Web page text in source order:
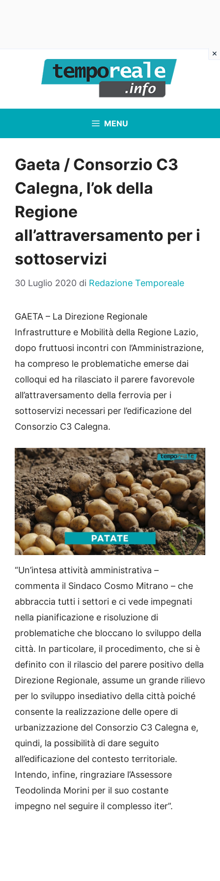
contenuto
MENU
Gaeta / Consorzio C3
Calegna, l’ok della
Regione
all’attraversamento per i
sottoservizi
30 Luglio 2020 di Redazione Temporeale
GAETA – La Direzione Regionale
Infrastrutture e Mobilità della Regione Lazio,
dopo fruttuosi incontri con l’Amministrazione,
ha compreso le problematiche emerse dai
colloqui ed ha rilasciato il parere favorevole
all’attraversamento della ferrovia per i
sottoservizi necessari per l’edificazione del
Consorzio C3 Calegna.
U
n
t
e
o
e
d
4
7
6
“Un’intesa attività amministrativa –
commenta il Sindaco Cosmo Mitrano – che
abbraccia tutti i settori e ci vede impegnati
nella pianificazione e risoluzione di
problematiche che bloccano lo sviluppo della
città. In particolare, il procedimento, che si è
definito con il rilascio del parere positivo della
Direzione Regionale, assume un grande rilievo
per lo sviluppo insediativo della città poiché
consente la realizzazione delle opere di
urbanizzazione del Consorzio C3 Calegna e,
quindi, la possibilità di dare seguito
all’edificazione del contesto territoriale.
Intendo, infine, ringraziare l’Assessore
Teodolinda Morini per il suo costante
impegno nel seguire il complesso iter”.